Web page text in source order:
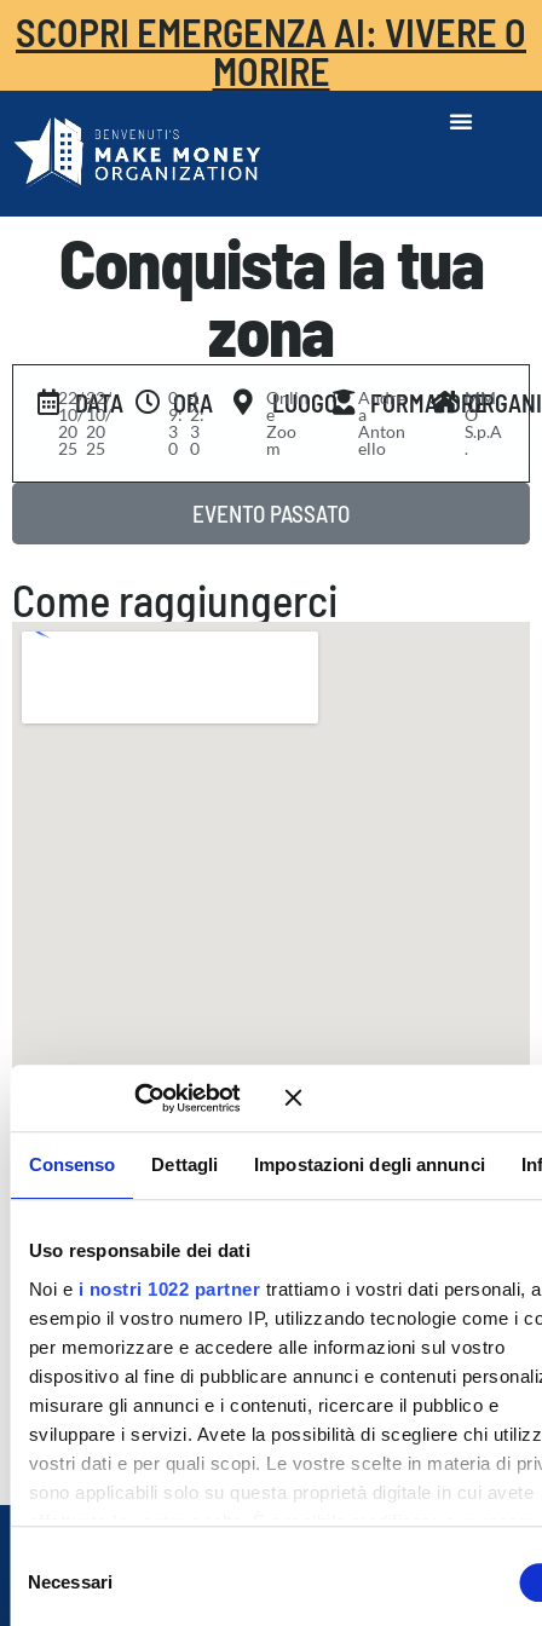
Consenso Dettagli Impostazioni degli annunci
Uso responsabile dei dati
Noi e i nostri 1022 partnertrattiamo i vostri dati personali,
esempio il vostro numero IP, utilizzando tecnologie come i
per memorizzare e accedere alle informazioni sul vostro
dispositivo al fine di pubblicare annunci e contenuti
misurare gli annunci e i contenuti, ricercare il pubblico e
sviluppare i servizi. Avete la possibilità di scegliere chi
vostri dati e per quali scopi. Le vostre scelte in materia di
sono applicabili solo su questa proprietà digitale in cui avete
effettuato le vostre scelte. È possibile modificare o revocare
cookie o facendo clic sull'icona di attivazione della privacy.
Necessari
SCOPRI EMERGENZA AI: VIVERE O
MORIRE
Conquista la tua
zona
DATA
22/
10/
20
25
-22/
10/
20
25
ORA
0
9:
3
0
-1
2:
3
0
LUOGO
Onlin
e
Zoo
m
FORMATORE
Andre
a
Anton
ello
MM
O
S.p.A
.
EVENTO PASSATO
Come raggiungerci